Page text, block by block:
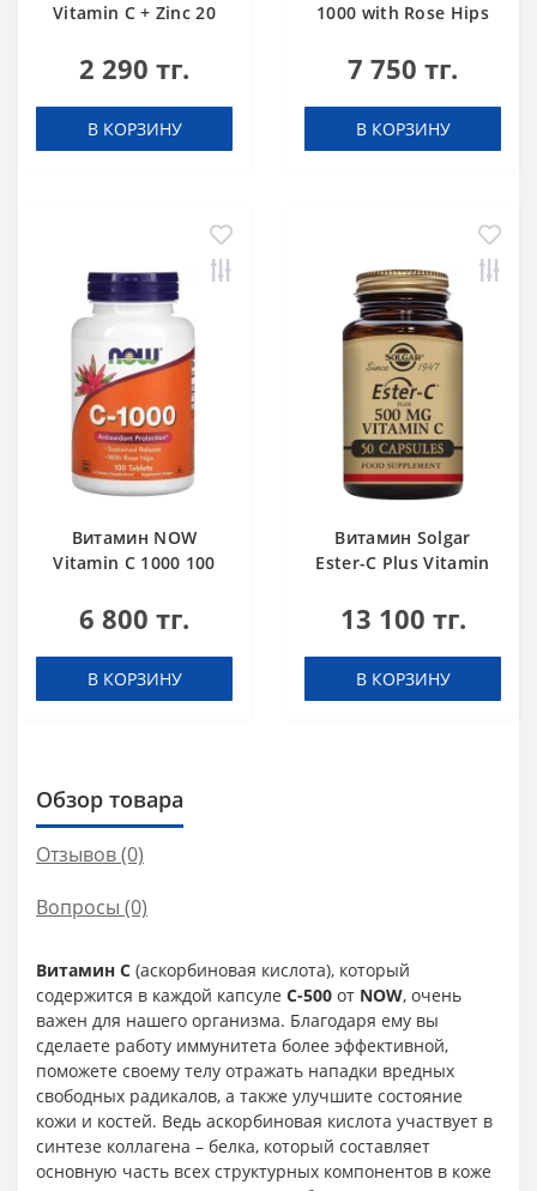
Vitamin C + Zinc 20
2 290 тг.
В КОРЗИНУ
1000 with Rose Hips
tabs
7 750 тг.
В КОРЗИНУ
Витамин NOW
Vitamin C 1000 100
6 800 тг.
В КОРЗИНУ
Витамин Solgar
Ester-C Plus Vitamin
13 100 тг.
В КОРЗИНУ
Обзор товара
Отзывов (0)
Вопросы (0)
Витамин C (аскорбиновая кислота), который
содержится в каждой капсуле C-500 от NOW, очень
важен для нашего организма. Благодаря ему вы
сделаете работу иммунитета более эффективной,
поможете своему телу отражать нападки вредных
свободных радикалов, а также улучшите состояние
кожи и костей. Ведь аскорбиновая кислота участвует в
синтезе коллагена – белка, который составляет
основную часть всех структурных компонентов в коже